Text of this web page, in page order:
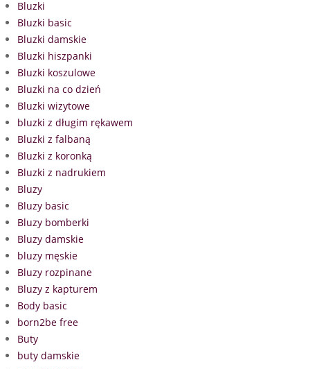
Bluzki
Bluzki basic
Bluzki damskie
Bluzki hiszpanki
Bluzki koszulowe
Bluzki na co dzień
Bluzki wizytowe
bluzki z długim rękawem
Bluzki z falbaną
Bluzki z koronką
Bluzki z nadrukiem
Bluzy
Bluzy basic
Bluzy bomberki
Bluzy damskie
bluzy męskie
Bluzy rozpinane
Bluzy z kapturem
Body basic
born2be free
Buty
buty damskie